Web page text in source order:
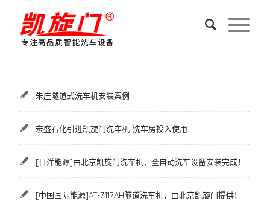
朱庄隧道式洗车机安装案例
宏盛石化引进凯旋门洗车机-洗车房投入使用
[日洋能源]由北京凯旋门洗车机，全自动洗车设备安装完成！
[中国国际能源]AT-7117AH隧道洗车机，由北京凯旋门提供！